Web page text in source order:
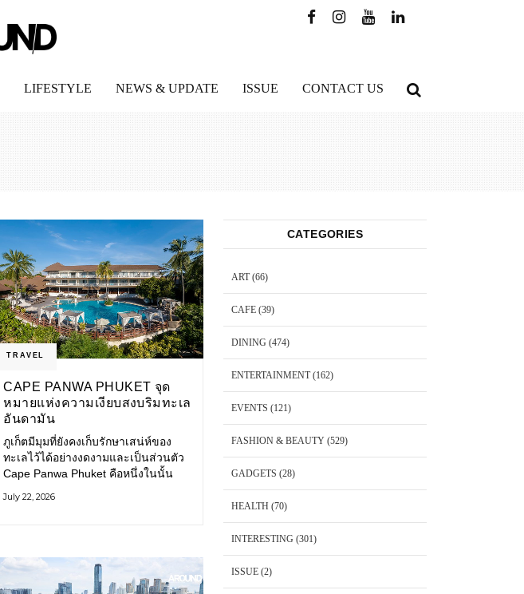
LIFESTYLE NEWS & UPDATE ISSUE CONTACT US
TRAVEL
CAPE PANWA PHUKET จุด
หมายแห่งความเงียบสงบริมทะเล
อันดามัน
ภูเก็ตมีมุมที่ยังคงเก็บรักษาเสน่ห์ของ
ทะเลไว้ได้อย่างงดงามและเป็นส่วนตัว
Cape Panwa Phuket คือหนึ่งในนั้น
& Kantary Hotels ตั้งอยู่บนแหลมพันวา
July 22, 2026
CATEGORIES
ART(66)
CAFE (39)
DINING (474)
ENTERTAINMENT(162)
EVENTS (121)
FASHION & BEAUTY (529)
GADGETS (28)
HEALTH (70)
INTERESTING (301)
ISSUE (2)